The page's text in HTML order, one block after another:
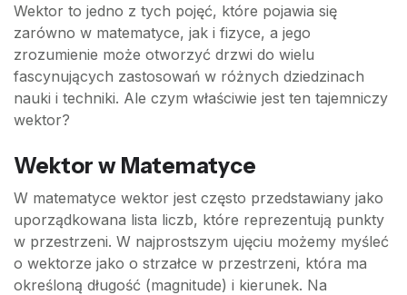
Wektor to jedno z tych pojęć, które pojawia się
zarówno w matematyce, jak i fizyce, a jego
zrozumienie może otworzyć drzwi do wielu
fascynujących zastosowań w różnych dziedzinach
nauki i techniki. Ale czym właściwie jest ten tajemniczy
wektor?
Wektor w Matematyce
W matematyce wektor jest często przedstawiany jako
uporządkowana lista liczb, które reprezentują punkty
w przestrzeni. W najprostszym ujęciu możemy myśleć
o wektorze jako o strzałce w przestrzeni, która ma
określoną długość (magnitude) i kierunek. Na